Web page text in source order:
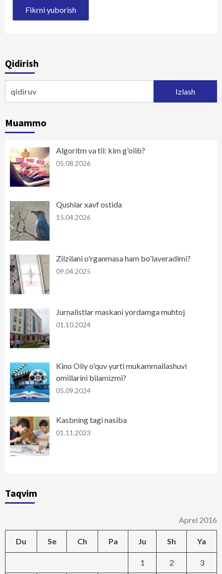
Qidirish
Muammo
Algoritm va til: kim g'olib?
05.08.2026
Qushlar xavf ostida
15.04.2026
Zilzilani o'rganmasa ham bo'laveradimi?
09.04.2025
Jurnalistlar maskani yordamga muhtoj
01.10.2024
Kino Oliy o'quv yurti mukammallashuvi
omillarini bilamizmi?
05.09.2024
Kasbning tagi nasiba
01.11.2023
Taqvim
Aprel 2016
Du Se Ch Pa Ju Sh Ya
1 2 3